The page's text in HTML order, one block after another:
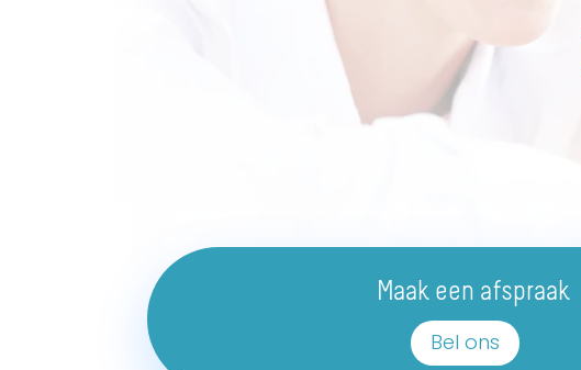
Maak een afspraak
Bel ons